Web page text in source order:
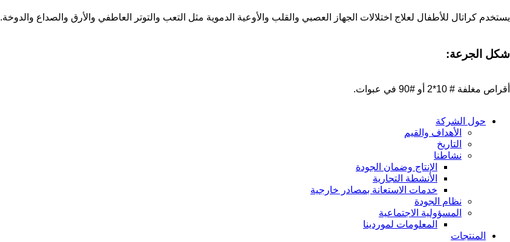
يستخدم كراتال للأطفال لعلاج اختلالات الجهاز العصبي والقلب والأوعية الدموية مثل التعب والتوتر العاطفي والأرق والصداع والدوخة.
شكل الجرعة:
أقراص مغلفة # 10*2 أو #90 في عبوات.
حول الشركة
الأهداف والقيم
التاريخ
نشاطنا
الإنتاج وضمان الجودة
الأنشطة التجارية
خدمات الاستعانة بمصادر خارجية
نظام الجودة
المسؤولية الاجتماعية
المعلومات لموردينا
المنتجات